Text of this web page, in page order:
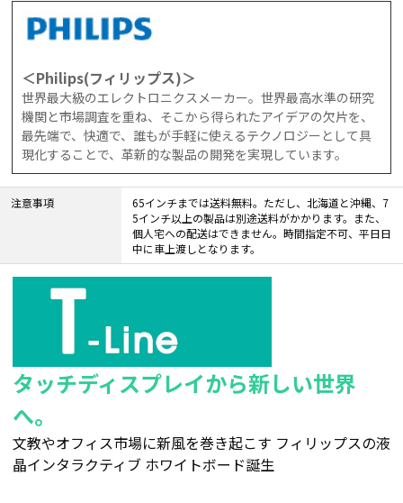
＜Philips(フィリップス)＞
世界最大級のエレクトロニクスメーカー。世界最高水準の研究
機関と市場調査を重ね、そこから得られたアイデアの欠片を、
最先端で、快適で、誰もが手軽に使えるテクノロジーとして具
現化することで、革新的な製品の開発を実現しています。
注意事項
65インチまでは送料無料。ただし、北海道と沖縄、7
5インチ以上の製品は別途送料がかかります。また、
個人宅への配送はできません。時間指定不可、平日日
中に車上渡しとなります。
タッチディスプレイから新しい世界
へ。
文教やオフィス市場に新風を巻き起こす フィリップスの液
晶インタラクティブ ホワイトボード誕生